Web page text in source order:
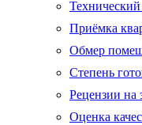
Технический
Приёмка
Обмер
Степень
Рецензии на
Оценка